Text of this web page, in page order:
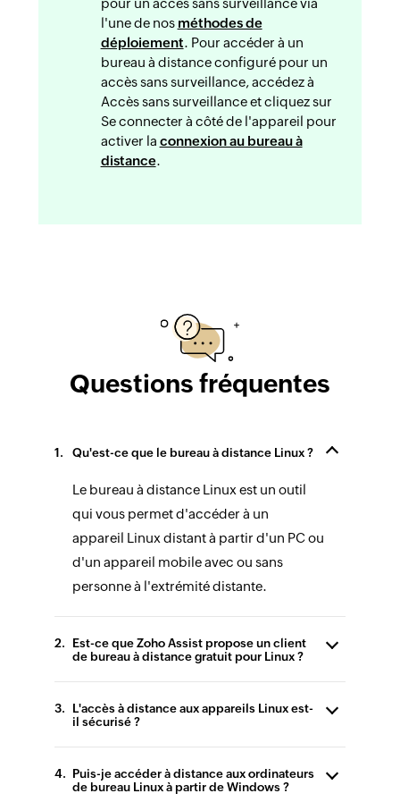
pour un accès sans surveillance via
l'une de nos méthodes de
déploiement. Pour accéder à un
bureau à distance configuré pour un
accès sans surveillance, accédez à
Accès sans surveillance et cliquez sur
Se connecter à côté de l'appareil pour
activer la connexion au bureau à
distance.
Questions fréquentes
Qu'est-ce que le bureau à distance Linux ?
Le bureau à distance Linux est un outil
qui vous permet d'accéder à un
appareil Linux distant à partir d'un PC ou
d'un appareil mobile avec ou sans
personne à l'extrémité distante.
Est-ce que Zoho Assist propose un client
de bureau à distance gratuit pour Linux ?
L'accès à distance aux appareils Linux est-
il sécurisé ?
Puis-je accéder à distance aux ordinateurs
de bureau Linux à partir de Windows ?